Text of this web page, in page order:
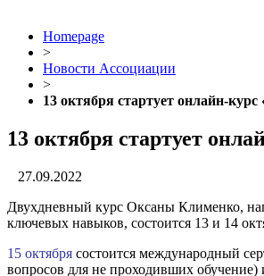
Homepage
>
Новости Ассоциации
>
13 октября стартует онлайн-
13 октября стартует
27.09.2022
Двухдневный курс Оксаны Клименко,
ключевых навыков, состоится 13 и 14
15 октября состоится международный
вопросов для не проходивших